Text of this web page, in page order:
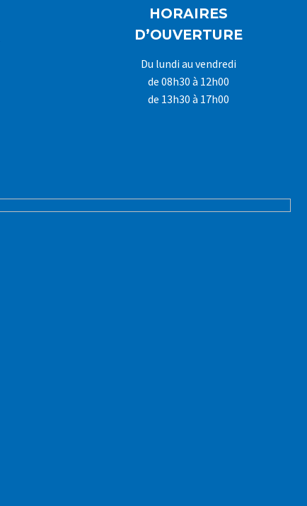
HORAIRES
D’OUVERTURE
Du lundi au vendredi
de 08h30 à 12h00
de 13h30 à 17h00